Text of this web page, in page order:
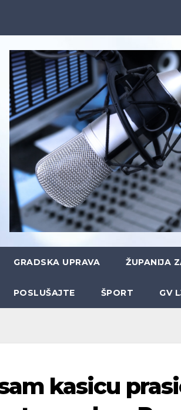
GRADSKA UPRAVA ŽUPANIJA
POSLUŠAJTE ŠPORT GV
kasicu